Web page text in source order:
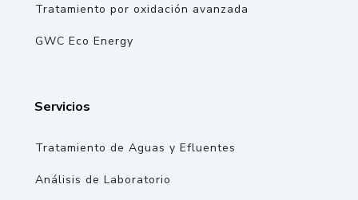
Tratamiento por oxidación avanzada
GWC Eco Energy
Servicios
Tratamiento de Aguas y Efluentes
Análisis de Laboratorio